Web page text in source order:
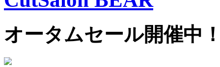
オータムセール開催中